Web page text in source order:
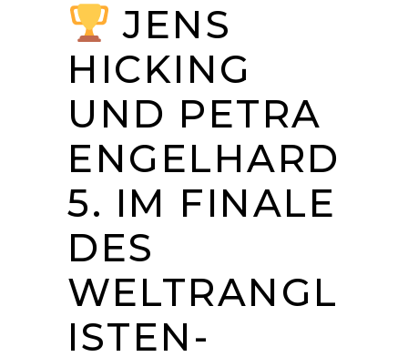
JENS
HICKING
UND PETRA
ENGELHARD
5. IM FINALE
DES
WELTRANGL
ISTEN-